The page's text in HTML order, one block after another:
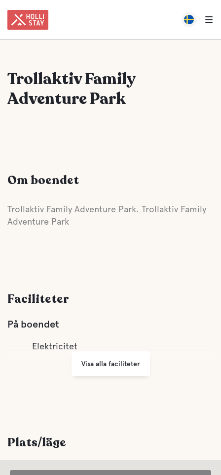
Trollaktiv Family
Adventure Park
Om boendet
Trollaktiv Family Adventure Park. Trollaktiv Family
Adventure Park
Faciliteter
På boendet
Elektricitet
Visa alla faciliteter
Plats/läge